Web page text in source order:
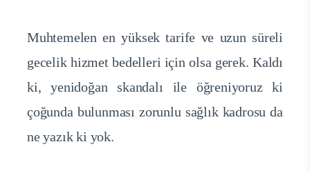
Muhtemelen en yüksek tarife ve uzun süreli
gecelik hizmet bedelleri için olsa gerek. Kaldı
ki, yenidoğan skandalı ile öğreniyoruz ki
çoğunda bulunması zorunlu sağlık kadrosu da
ne yazık ki yok.